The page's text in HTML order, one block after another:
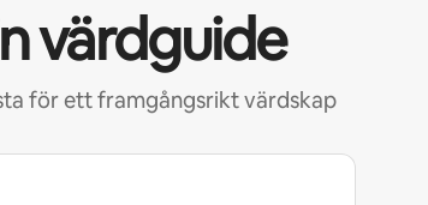
värdguide
för ett framgångsrikt värdskap